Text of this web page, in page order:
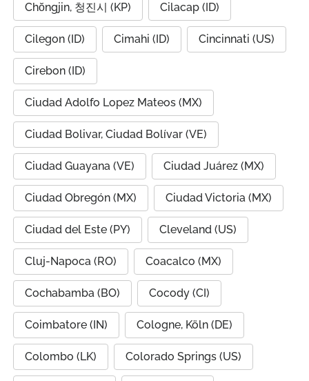
Chŏngjin, 청진시 (KP) Cilacap (ID)
Cilegon (ID) Cimahi (ID) Cincinnati (US)
Cirebon (ID)
Ciudad Adolfo Lopez Mateos (MX)
Ciudad Bolivar, Ciudad Bolívar (VE)
Ciudad Guayana (VE) Ciudad Juárez (MX)
Ciudad Obregón (MX) Ciudad Victoria (MX)
Ciudad del Este (PY) Cleveland (US)
Cluj-Napoca (RO) Coacalco (MX)
Cochabamba (BO) Cocody (CI)
Coimbatore (IN) Cologne, Köln (DE)
Colombo (LK) Colorado Springs (US)